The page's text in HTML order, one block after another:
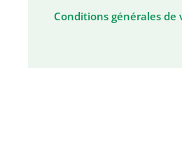
Conditions générales de